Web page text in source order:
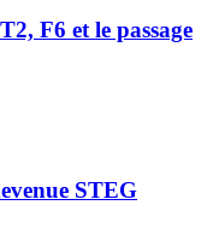
F6 et le passage
STEG